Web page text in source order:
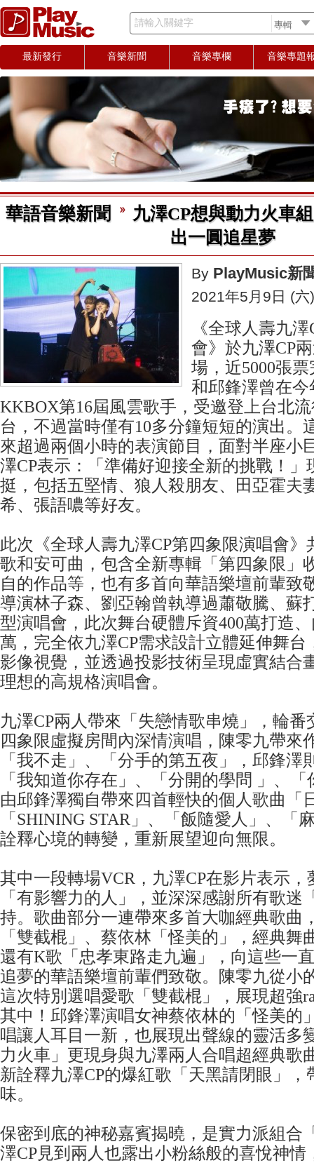
請輸入關鍵字
最新發行 音樂新聞 音樂專欄 音樂專題
華語音樂新聞
九澤CP想與動力火車
出一圓追星夢
By PlayMusic新
2021年5月9日 (六)
《全球人壽九
會》於九澤CP
場，近5000張
和邱鋒澤曾在
KKBOX第16屆風雲歌手，受邀登上台北
台，不過當時僅有10多分鐘短短的演出。
來超過兩個小時的表演節目，面對半座小
澤CP表示：「準備好迎接全新的挑戰！」
挺，包括五堅情、狼人殺朋友、田亞霍夫
希、張語噥等好友。
此次《全球人壽九澤CP第四象限演唱會》
歌和安可曲，包含全新專輯「第四象限」
自的作品等，也有多首向華語樂壇前輩致
導演林子森、劉亞翰曾執導過蕭敬騰、蘇
型演唱會，此次舞台硬體斥資400萬打造
萬，完全依九澤CP需求設計立體延伸舞台
影像視覺，並透過投影技術呈現虛實結合
理想的高規格演唱會。
九澤CP兩人帶來「失戀情歌串燒」，輪番
四象限虛擬房間內深情演唱，陳零九帶來
「我不走」、「分手的第五夜」，邱鋒澤
「我知道你存在」、「分開的學問 」、
由邱鋒澤獨自帶來四首輕快的個人歌曲「
「SHINING STAR」、「飯隨愛人」、「
詮釋心境的轉變，重新展望迎向無限。
其中一段轉場VCR，九澤CP在影片表示
「有影響力的人」，並深深感謝所有歌迷
持。歌曲部分一連帶來多首大咖經典歌曲
「雙截棍」、蔡依林「怪美的」，經典舞
還有K歌「忠孝東路走九遍」，向這些一
追夢的華語樂壇前輩們致敬。陳零九從小
這次特別選唱愛歌「雙截棍」，展現超強
其中！邱鋒澤演唱女神蔡依林的「怪美的
唱讓人耳目一新，也展現出聲線的靈活多
力火車」更現身與九澤兩人合唱超經典歌
新詮釋九澤CP的爆紅歌「天黑請閉眼」，
味。
保密到底的神秘嘉賓揭曉，是實力派組合
澤CP見到兩人也露出小粉絲般的喜悅神情